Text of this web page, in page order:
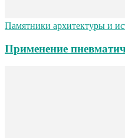
Памятники архитектуры и
Применение